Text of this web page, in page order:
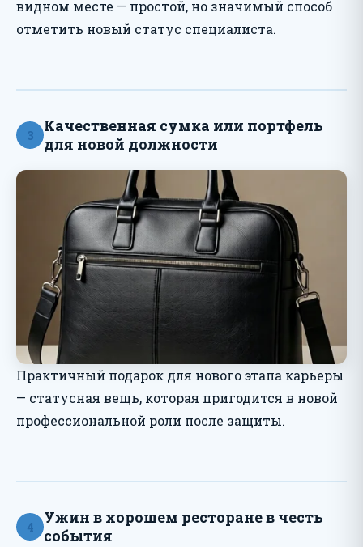
видном месте — простой, но значимый способ
отметить новый статус специалиста.
3
Качественная сумка или портфель
для новой должности
Практичный подарок для нового этапа карьеры
— статусная вещь, которая пригодится в новой
профессиональной роли после защиты.
4
Ужин в хорошем ресторане в честь
события